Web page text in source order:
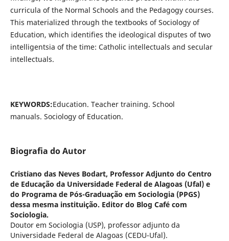
curricula of the Normal Schools and the Pedagogy courses.
This materialized through the textbooks of Sociology of
Education, which identifies the ideological disputes of two
intelligentsia of the time: Catholic intellectuals and secular
intellectuals.
KEYWORDS:Education. Teacher training. School
manuals. Sociology of Education.
Biografia do Autor
Cristiano das Neves Bodart, Professor Adjunto do Centro
de Educação da Universidade Federal de Alagoas (Ufal) e
do Programa de Pós-Graduação em Sociologia (PPGS)
dessa mesma instituição. Editor do Blog Café com
Sociologia.
Doutor em Sociologia (USP), professor adjunto da
Universidade Federal de Alagoas (CEDU-Ufal).